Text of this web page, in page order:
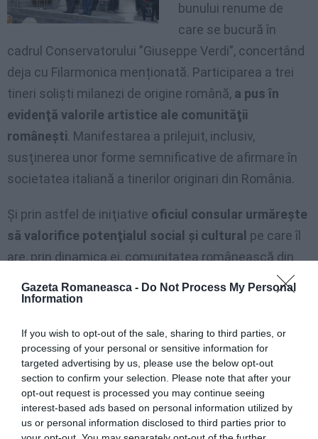
Gazeta Romaneasca - Do Not Process My Personal
Information
If you wish to opt-out of the sale, sharing to third parties, or
processing of your personal or sensitive information for
targeted advertising by us, please use the below opt-out
section to confirm your selection. Please note that after your
opt-out request is processed you may continue seeing
interest-based ads based on personal information utilized by
us or personal information disclosed to third parties prior to
bunului renume de
care se bucură în
cadrul Conservatorului ”Giuseppe Verdi”, concertând
deja cu Filarmonica menționată. Participarea a trei
tineri solişti milanezi de origine română, a pus în
evidenţă valorile artistice ale comunităţii
româneşti. Manifestarea a prilejuit, inclusiv,
susţinerea unor forme semnificative de afirmare în
societatea italiană a tinerilor originari din România.
Și prin astfel de iniţiative oficiul consular urmăreşte
să valorifice potenţialul social şi cultural pe care îl
are, prin dinamica ei, comunitatea românească din
competență a CG Milano să fie cât mai activi în a
propune și promova chiar ei înșiși inițiative
asemănătoaremenite să crească profilul european
al comunității. Gestionarea imaginii de țară este un
aspect care ține de fiecare român în parte și de